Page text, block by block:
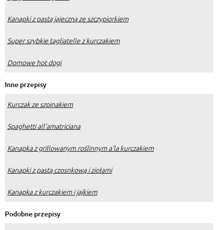
Kanapki z pastą jajeczną ze szczypiorkiem
Super szybkie tagliatelle z kurczakiem
Domowe hot dogi
Inne przepisy
Kurczak ze szpinakiem
Spaghetti all’amatriciana
Kanapka z grillowanym roślinnym a'la kurczakiem
Kanapki z pastą czosnkową i ziołami
Kanapka z kurczakiem i jajkiem
Podobne przepisy